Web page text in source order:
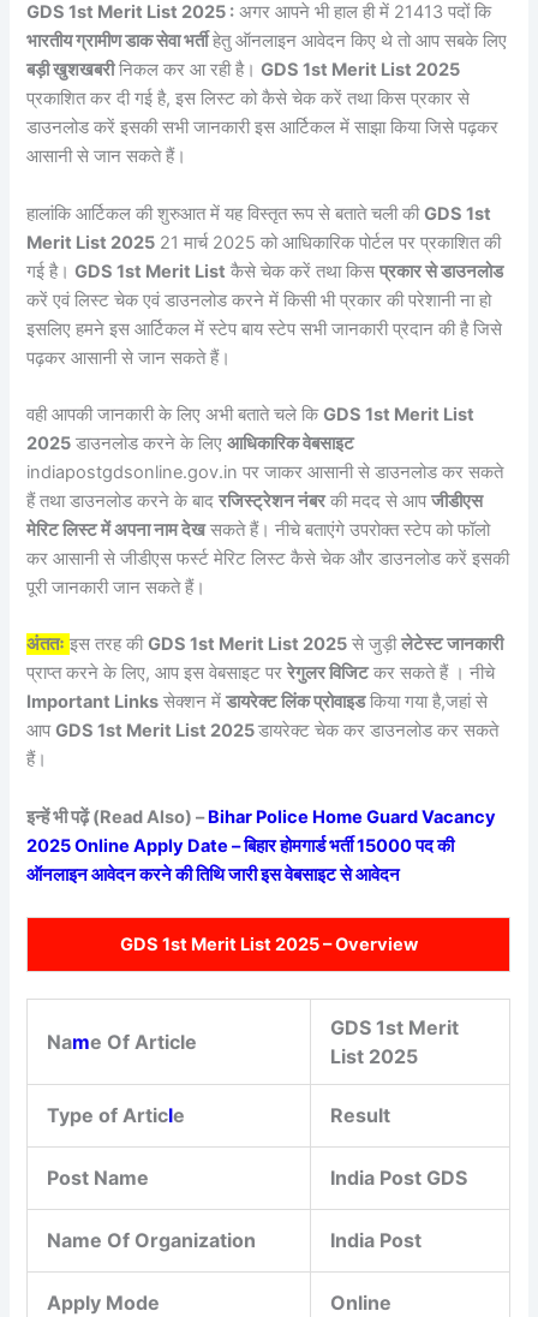
GDS 1st Merit List 2025 : अगर आपने भी हाल ही में 21413 पदों कि
भारतीय ग्रामीण डाक सेवा भर्तीहेतु ऑनलाइन आवेदन किए थे तो आप सबके लिए
बड़ी खुशखबरीनिकल कर आ रही है।GDS 1st Merit List 2025
प्रकाशित कर दी गई है, इस लिस्ट को कैसे चेक करें तथा किस प्रकार से
डाउनलोड करें इसकी सभी जानकारी इस आर्टिकल में साझा किया जिसे पढ़कर
आसानी से जान सकते हैं।
हालांकि आर्टिकल की शुरुआत में यह विस्तृत रूप से बताते चली कीGDS 1st
Merit List 2025 21 मार्च 2025 को आधिकारिक पोर्टल पर प्रकाशित की
गई है।GDS 1st Merit List कैसे चेक करें तथा किसप्रकार से डाउनलोड
करें एवं लिस्ट चेक एवं डाउनलोड करने में किसी भी प्रकार की परेशानी ना हो
इसलिए हमने इस आर्टिकल में स्टेप बाय स्टेप सभी जानकारी प्रदान की है जिसे
पढ़कर आसानी से जान सकते हैं।
वही आपकी जानकारी के लिए अभी बताते चले किGDS 1st Merit List
2025 डाउनलोड करने के लिएआधिकारिक वेबसाइट
indiapostgdsonline.gov.in पर जाकर आसानी से डाउनलोड कर सकते
हैं तथा डाउनलोड करने के बादरजिस्ट्रेशन नंबरकी मदद से आपजीडीएस
मेरिट लिस्ट में अपना नाम देखसकते हैं। नीचे बताएंगे उपरोक्त स्टेप को फॉलो
कर आसानी से जीडीएस फर्स्ट मेरिट लिस्ट कैसे चेक और डाउनलोड करें इसकी
पूरी जानकारी जान सकते हैं।
अंततः इस तरह कीGDS 1st Merit List 2025 से जुड़ीलेटेस्ट जानकारी
प्राप्त करने के लिए, आप इस वेबसाइट पररेगुलर विजिटकर सकते हैं । नीचे
Important Links सेक्शन मेंडायरेक्ट लिंक प्रोवाइडकिया गया है,जहां से
आपGDS 1st Merit List 2025डायरेक्ट चेक कर डाउनलोड कर सकते
हैं।
इन्हें भी पढ़ें (Read Also) –Bihar Police Home Guard Vacancy
2025 Online Apply Date – बिहार होमगार्ड भर्ती 15000 पद की
ऑनलाइन आवेदन करने की तिथि जारी इस वेबसाइट से आवेदन
GDS 1st Merit List 2025 – Overview
Name Of Article
GDS 1st Merit
List 2025
Type of Article Result
Post Name India Post GDS
Name Of Organization India Post
Apply Mode Online